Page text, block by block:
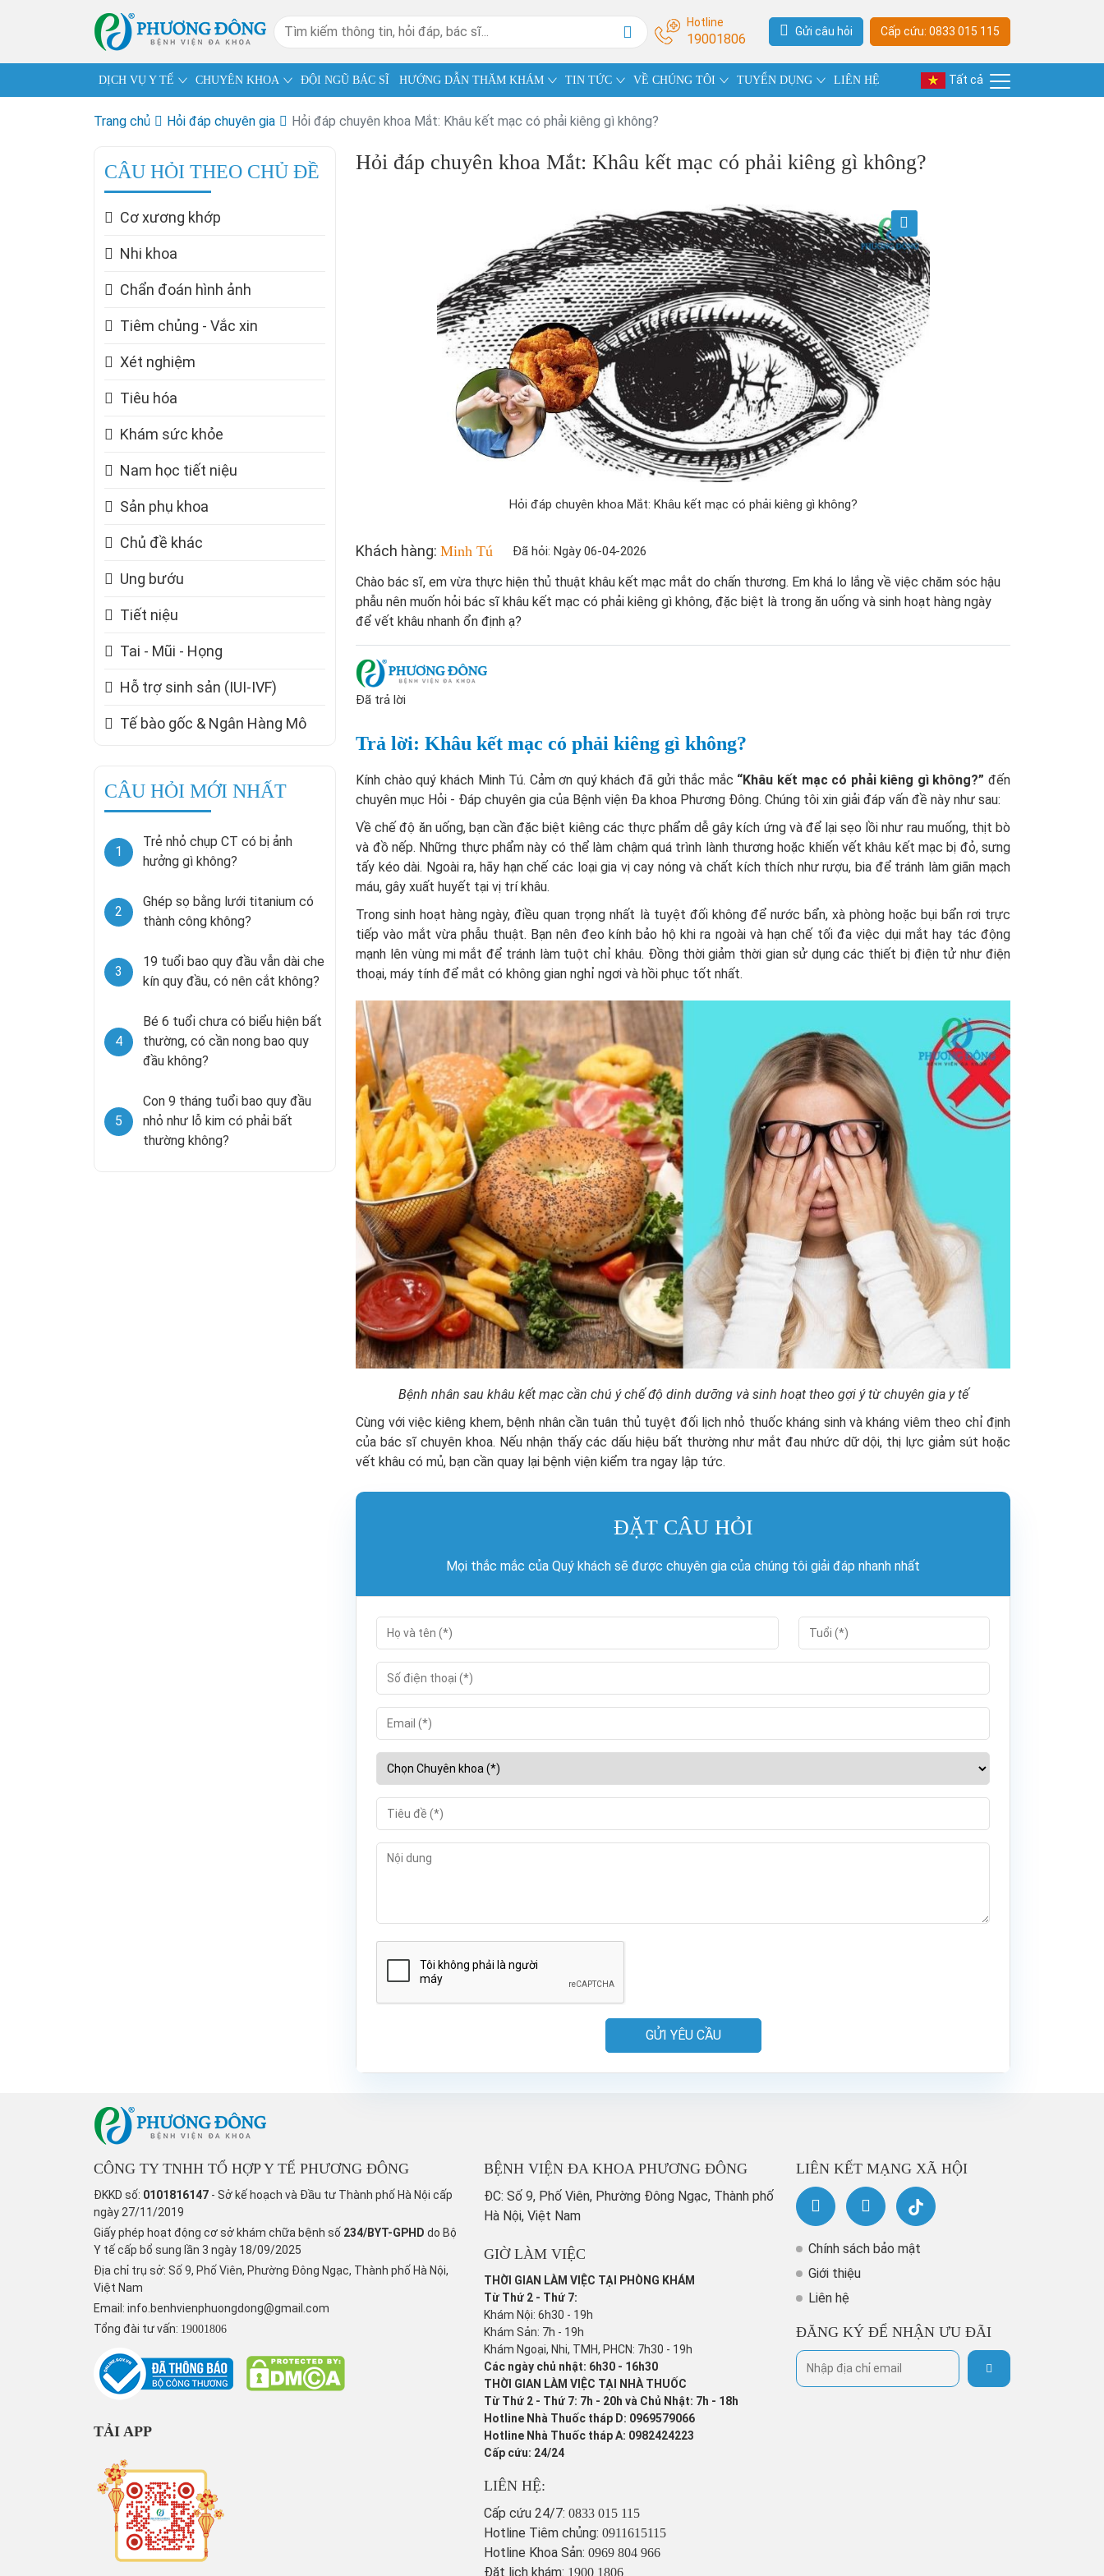
Hotline
19001806 Gửi câu hỏi Cấp cứu: 0833 015 115
DỊCH VỤ Y TẾ CHUYÊN KHOA ĐỘI NGŨ BÁC SĨ HƯỚNG DẪN THĂM KHÁM TIN TỨC VỀ CHÚNG TÔI TUYỂN DỤNG LIÊN HỆ Tất cả
Trang chủ Hỏi đáp chuyên gia Hỏi đáp chuyên khoa Mắt: Khâu kết mạc có phải kiêng gì không?
Hỏi đáp chuyên khoa Mắt: Khâu kết mạc có phải kiêng gì không?
Hỏi đáp chuyên khoa Mắt: Khâu kết mạc có phải kiêng gì không?
Khách hàng: Minh Tú Đã hỏi: Ngày 06-04-2026
Chào bác sĩ, em vừa thực hiện thủ thuật khâu kết mạc mắt do chấn thương. Em khá lo lắng về việc chăm sóc hậu
phẫu nên muốn hỏi bác sĩ khâu kết mạc có phải kiêng gì không, đặc biệt là trong ăn uống và sinh hoạt hàng ngày
để vết khâu nhanh ổn định ạ?
Đã trả lời
Trả lời: Khâu kết mạc có phải kiêng gì không?
Kính chào quý khách Minh Tú. Cảm ơn quý khách đã gửi thắc mắc “Khâu kết mạc có phải kiêng gì không?” đến
chuyên mục Hỏi - Đáp chuyên gia của Bệnh viện Đa khoa Phương Đông. Chúng tôi xin giải đáp vấn đề này như sau:
Về chế độ ăn uống, bạn cần đặc biệt kiêng các thực phẩm dễ gây kích ứng và để lại sẹo lồi như rau muống, thịt bò
và đồ nếp. Những thực phẩm này có thể làm chậm quá trình lành thương hoặc khiến vết khâu kết mạc bị đỏ, sưng
tấy kéo dài. Ngoài ra, hãy hạn chế các loại gia vị cay nóng và chất kích thích như rượu, bia để tránh làm giãn mạch
máu, gây xuất huyết tại vị trí khâu.
Trong sinh hoạt hàng ngày, điều quan trọng nhất là tuyệt đối không để nước bẩn, xà phòng hoặc bụi bẩn rơi trực
tiếp vào mắt vừa phẫu thuật. Bạn nên đeo kính bảo hộ khi ra ngoài và hạn chế tối đa việc dụi mắt hay tác động
mạnh lên vùng mi mắt để tránh làm tuột chỉ khâu. Đồng thời giảm thời gian sử dụng các thiết bị điện tử như điện
thoại, máy tính để mắt có không gian nghỉ ngơi và hồi phục tốt nhất.
Bệnh nhân sau khâu kết mạc cần chú ý chế độ dinh dưỡng và sinh hoạt theo gợi ý từ chuyên gia y tế
Cùng với việc kiêng khem, bệnh nhân cần tuân thủ tuyệt đối lịch nhỏ thuốc kháng sinh và kháng viêm theo chỉ định
của bác sĩ chuyên khoa. Nếu nhận thấy các dấu hiệu bất thường như mắt đau nhức dữ dội, thị lực giảm sút hoặc
vết khâu có mủ, bạn cần quay lại bệnh viện kiểm tra ngay lập tức.
ĐẶT CÂU HỎI
Mọi thắc mắc của Quý khách sẽ được chuyên gia của chúng tôi giải đáp nhanh nhất
GỬI YÊU CẦU
CÂU HỎI THEO CHỦ ĐỀ
Cơ xương khớp
Nhi khoa
Chẩn đoán hình ảnh
Tiêm chủng - Vắc xin
Xét nghiệm
Tiêu hóa
Khám sức khỏe
Nam học tiết niệu
Sản phụ khoa
Chủ đề khác
Ung bướu
Tiết niệu
Tai - Mũi - Họng
Hỗ trợ sinh sản (IUI-IVF)
Tế bào gốc & Ngân Hàng Mô
CÂU HỎI MỚI NHẤT
1
Trẻ nhỏ chụp CT có bị ảnh
hưởng gì không?
2
Ghép sọ bằng lưới titanium có
thành công không?
3
19 tuổi bao quy đầu vẫn dài che
kín quy đầu, có nên cắt không?
4
Bé 6 tuổi chưa có biểu hiện bất
thường, có cần nong bao quy
đầu không?
5
Con 9 tháng tuổi bao quy đầu
nhỏ như lỗ kim có phải bất
thường không?
CÔNG TY TNHH TỔ HỢP Y TẾ PHƯƠNG ĐÔNG
ĐKKD số: 0101816147 - Sở kế hoạch và Đầu tư Thành phố Hà Nội cấp
ngày 27/11/2019
Giấy phép hoạt động cơ sở khám chữa bệnh số 234/BYT-GPHD do Bộ
Y tế cấp bổ sung lần 3 ngày 18/09/2025
Địa chỉ trụ sở: Số 9, Phố Viên, Phường Đông Ngạc, Thành phố Hà Nội,
Việt Nam
Email: info.benhvienphuongdong@gmail.com
Tổng đài tư vấn: 19001806
TẢI APP
BỆNH VIỆN ĐA KHOA PHƯƠNG ĐÔNG
ĐC: Số 9, Phố Viên, Phường Đông Ngạc, Thành phố
Hà Nội, Việt Nam
GIỜ LÀM VIỆC
THỜI GIAN LÀM VIỆC TẠI PHÒNG KHÁM
Từ Thứ 2 - Thứ 7:
Khám Nội: 6h30 - 19h
Khám Sản: 7h - 19h
Khám Ngoại, Nhi, TMH, PHCN: 7h30 - 19h
Các ngày chủ nhật: 6h30 - 16h30
THỜI GIAN LÀM VIỆC TẠI NHÀ THUỐC
Từ Thứ 2 - Thứ 7: 7h - 20h và Chủ Nhật: 7h - 18h
Hotline Nhà Thuốc tháp D: 0969579066
Hotline Nhà Thuốc tháp A: 0982424223
Cấp cứu: 24/24
LIÊN HỆ:
Cấp cứu 24/7: 0833 015 115
Hotline Tiêm chủng: 0911615115
Hotline Khoa Sản: 0969 804 966
Đặt lịch khám: 1900 1806
LIÊN KẾT MẠNG XÃ HỘI
Chính sách bảo mật
Giới thiệu
Liên hệ
ĐĂNG KÝ ĐỂ NHẬN ƯU ĐÃI